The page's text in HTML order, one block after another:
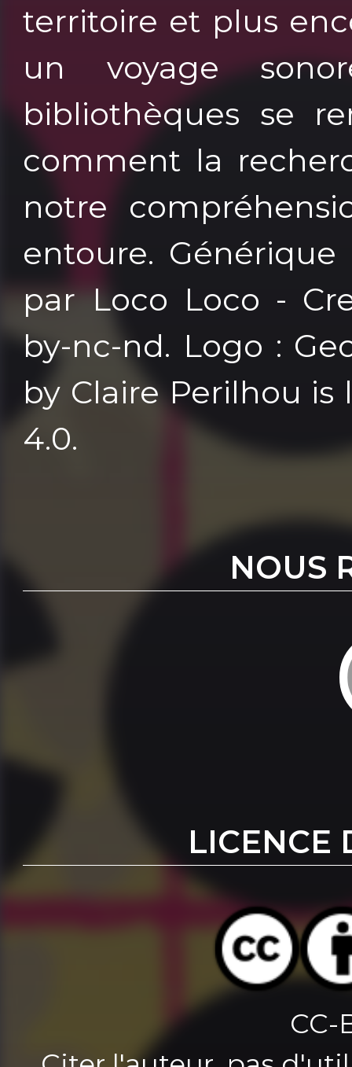
territoire et plus
un voyage
bibliothèques se
comment la
notre
entoure.
par Loco Loco -
by-nc-nd. Logo :
by Claire Perilhou is
4.0.
NOUS
LICENCE
CC-